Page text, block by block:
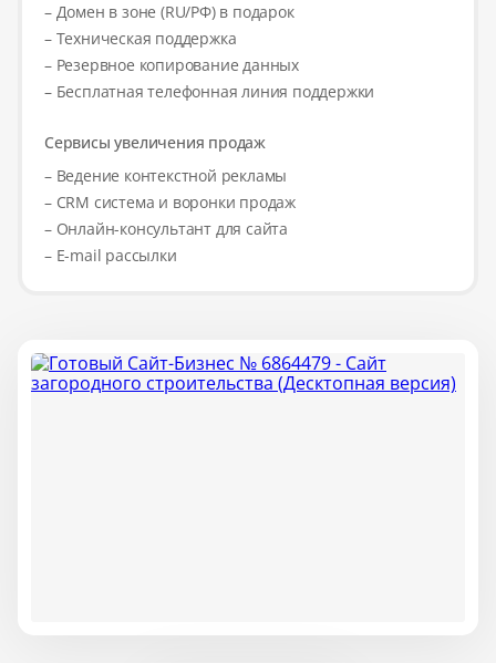
– Домен в зоне (RU/РФ) в подарок
– Техническая поддержка
– Резервное копирование данных
– Бесплатная телефонная линия поддержки
Сервисы увеличения продаж
– Ведение контекстной рекламы
– CRM система и воронки продаж
– Онлайн-консультант для сайта
– E-mail рассылки